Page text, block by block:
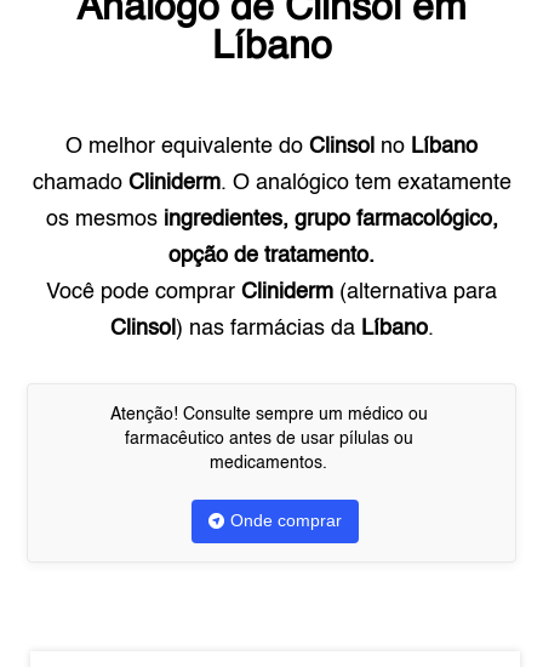
Análogo de Clinsol em
Líbano
O melhor equivalente do Clinsol no Líbano
chamado Cliniderm. O analógico tem exatamente
os mesmos ingredientes, grupo farmacológico,
opção de tratamento.
Você pode comprar Cliniderm (alternativa para
Clinsol ) nas farmácias da Líbano.
Atenção! Consulte sempre um médico ou
farmacêutico antes de usar pílulas ou
medicamentos.
Onde comprar